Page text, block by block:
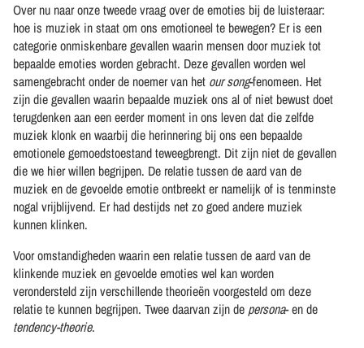
Over nu naar onze tweede vraag over de emoties bij de luisteraar:
hoe is muziek in staat om ons emotioneel te bewegen? Er is een
categorie onmiskenbare gevallen waarin mensen door muziek tot
bepaalde emoties worden gebracht. Deze gevallen worden wel
samengebracht onder de noemer van het our song-fenomeen. Het
zijn die gevallen waarin bepaalde muziek ons al of niet bewust doet
terugdenken aan een eerder moment in ons leven dat die zelfde
muziek klonk en waarbij die herinnering bij ons een bepaalde
emotionele gemoedstoestand teweegbrengt. Dit zijn niet de gevallen
die we hier willen begrijpen. De relatie tussen de aard van de
muziek en de gevoelde emotie ontbreekt er namelijk of is tenminste
nogal vrijblijvend. Er had destijds net zo goed andere muziek
kunnen klinken.
Voor omstandigheden waarin een relatie tussen de aard van de
klinkende muziek en gevoelde emoties wel kan worden
verondersteld zijn verschillende theorieën voorgesteld om deze
relatie te kunnen begrijpen. Twee daarvan zijn depersona- en de
tendency-theorie.